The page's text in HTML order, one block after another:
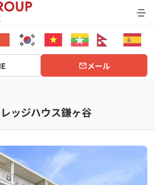
メール
ッジハウス鎌ヶ谷